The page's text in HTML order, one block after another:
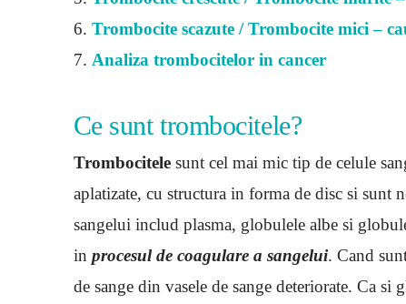
6. Trombocite scazute / Trombocite mici –
7. Analiza trombocitelor in cancer
Ce sunt trombocitele?
Trombocitelesunt cel mai mic tip de celule
aplatizate, cu structura in forma de disc si sunt
sangelui includ plasma, globulele albe si
in procesul de coagulare a sangelui. Cand
de sange din vasele de sange deteriorate. Ca